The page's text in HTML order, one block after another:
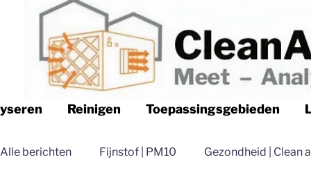
Reinigen Toepassingsgebieden
Alle berichten Fijnstof | PM10 Gezondheid | Clean